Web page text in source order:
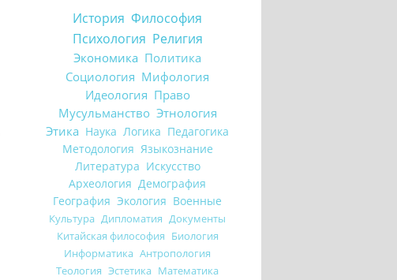
История Философия
Психология Религия
Экономика Политика
Социология Мифология
Идеология Право
Мусульманство Этнология
Этика Наука Логика Педагогика
Методология Языкознание
Литература Искусство
Археология Демография
География Экология Военные
Культура Дипломатия Документы
Китайская философия Биология
Информатика Антропология
Теология Эстетика Математика